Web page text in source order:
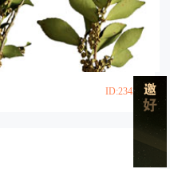
ID:234393